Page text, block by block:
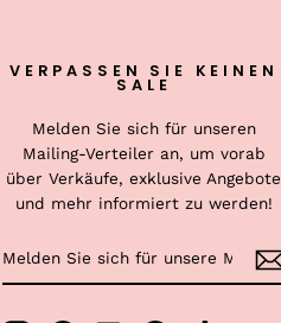
VERPASSEN SIE KEINEN
SALE
Melden Sie sich für unseren
Mailing-Verteiler an, um vorab
über Verkäufe, exklusive Angebote
und mehr informiert zu werden!
SIE
SICH